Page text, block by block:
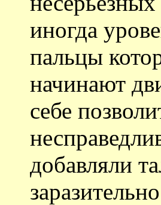
иногда
пальцы
начинают
себе
добавляли